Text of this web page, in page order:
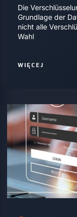
Die
Grundlage der
nicht alle
Wahl
WIĘCEJ